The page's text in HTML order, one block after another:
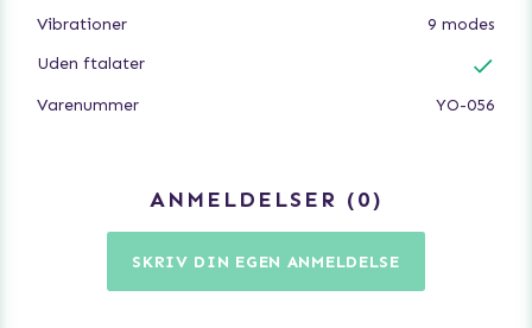
Vibrationer
9 modes
Uden ftalater
Varenummer YO-056
ANMELDELSER 0
SKRIV DIN EGEN ANMELDELSE